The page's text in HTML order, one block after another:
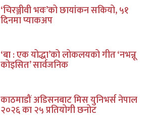
‘चिरञ्जीवी भवः’को छायांकन सकियो, ५१
दिनमा प्याकअप
‘बा : एक योद्धा’को लोकलयको गीत ‘नभन्नू
कोइसित’ सार्वजनिक
काठमाडौं अडिसनबाट मिस युनिभर्स नेपाल
२०२६ का २५ प्रतियोगी छनोट